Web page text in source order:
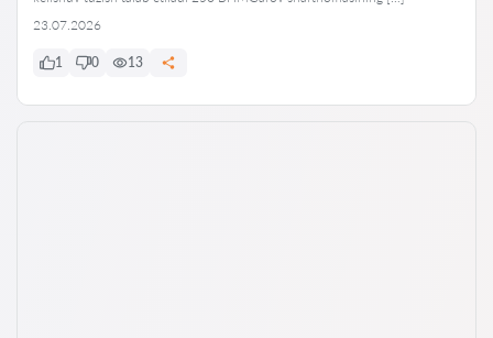
23.07.2026
1 0 13